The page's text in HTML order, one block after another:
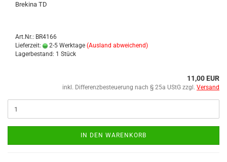
Bre­ki­na TD
Art.Nr.: BR4166
Lieferzeit:
2-5 Werktage (Ausland abweichend)
Lagerbestand: 1 Stück
11,00 EUR
inkl. Differenzbesteuerung nach § 25a UStG zzgl. Versand
IN DEN WARENKORB